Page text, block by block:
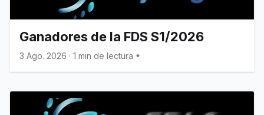
Ganadores de la FDS S1/2026
3 Ago. 2026 · 1 min de lectura